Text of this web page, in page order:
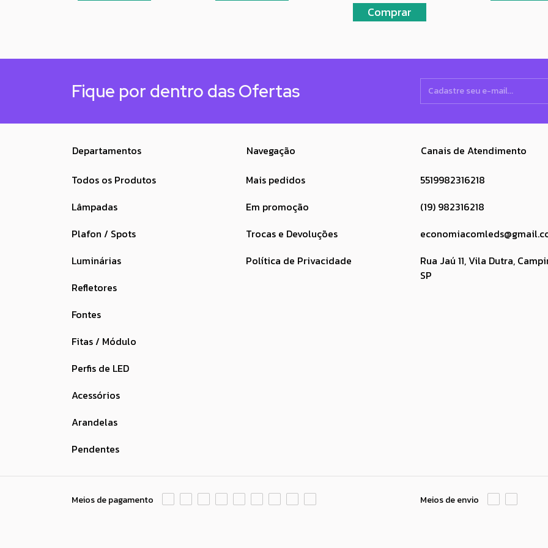
Fique por dentro das Ofertas
Departamentos
Todos os Produtos
Lâmpadas
Plafon / Spots
Luminárias
Refletores
Fontes
Fitas / Módulo
Perfis de LED
Acessórios
Arandelas
Pendentes
Navegação
Mais pedidos
Em promoção
Trocas e Devoluções
Política de Privacidade
Canais de Atendimento
5519982316218
(19) 982316218
Rua Jaú 11, Vila Dutra,
SP
Meios de pagamento Meios de envio